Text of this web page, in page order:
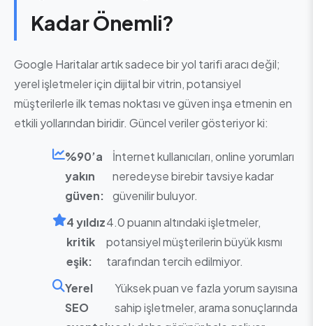
Kadar Önemli?
Google Haritalar artık sadece bir yol tarifi aracı değil;
yerel işletmeler için dijital bir vitrin, potansiyel
müşterilerle ilk temas noktası ve güven inşa etmenin en
etkili yollarından biridir. Güncel veriler gösteriyor ki:
%90’a
yakın
güven:
İnternet kullanıcıları, online yorumları
neredeyse birebir tavsiye kadar
güvenilir buluyor.
4 yıldız
kritik
eşik:
4.0 puanın altındaki işletmeler,
potansiyel müşterilerin büyük kısmı
tarafından tercih edilmiyor.
Yerel
SEO
Yüksek puan ve fazla yorum sayısına
sahip işletmeler, arama sonuçlarında